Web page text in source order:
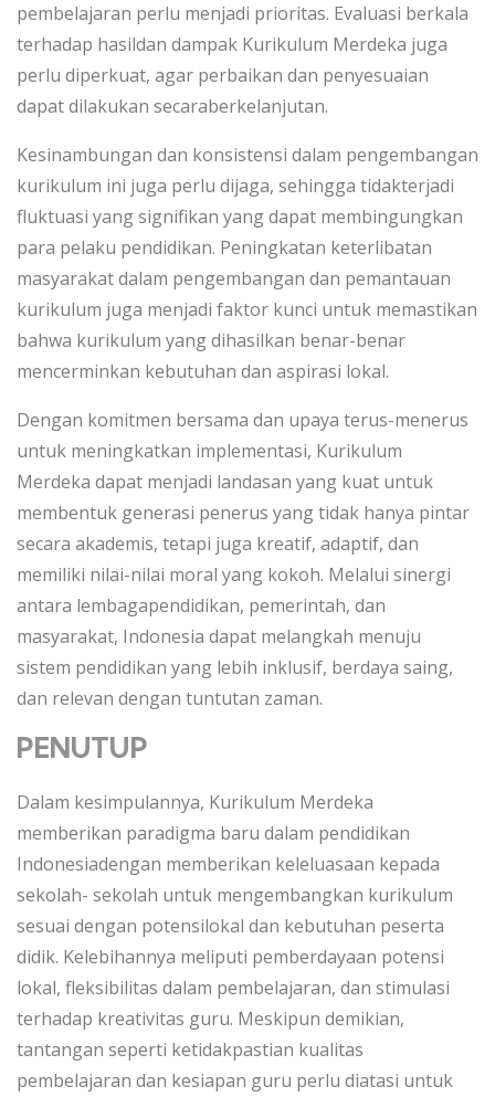
pembelajaran perlu menjadi prioritas. Evaluasi berkala
terhadap hasildan dampak Kurikulum Merdeka juga
perlu diperkuat, agar perbaikan dan penyesuaian
dapat dilakukan secaraberkelanjutan.
Kesinambungan dan konsistensi dalam pengembangan
kurikulum ini juga perlu dijaga, sehingga tidakterjadi
fluktuasi yang signifikan yang dapat membingungkan
para pelaku pendidikan. Peningkatan keterlibatan
masyarakat dalam pengembangan dan pemantauan
kurikulum juga menjadi faktor kunci untuk memastikan
bahwa kurikulum yang dihasilkan benar-benar
mencerminkan kebutuhan dan aspirasi lokal.
Dengan komitmen bersama dan upaya terus-menerus
untuk meningkatkan implementasi, Kurikulum
Merdeka dapat menjadi landasan yang kuat untuk
membentuk generasi penerus yang tidak hanya pintar
secara akademis, tetapi juga kreatif, adaptif, dan
memiliki nilai-nilai moral yang kokoh. Melalui sinergi
antara lembagapendidikan, pemerintah, dan
masyarakat, Indonesia dapat melangkah menuju
sistem pendidikan yang lebih inklusif, berdaya saing,
dan relevan dengan tuntutan zaman.
PENUTUP
Dalam kesimpulannya, Kurikulum Merdeka
memberikan paradigma baru dalam pendidikan
Indonesiadengan memberikan keleluasaan kepada
sekolah- sekolah untuk mengembangkan kurikulum
sesuai dengan potensilokal dan kebutuhan peserta
didik. Kelebihannya meliputi pemberdayaan potensi
lokal, fleksibilitas dalam pembelajaran, dan stimulasi
terhadap kreativitas guru. Meskipun demikian,
tantangan seperti ketidakpastian kualitas
pembelajaran dan kesiapan guru perlu diatasi untuk